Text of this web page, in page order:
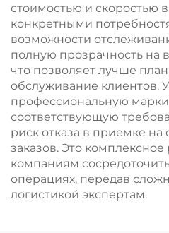
стоимостью и скоростью
конкретными
возможности
полную прозрачность на
что позволяет лучше
обслуживание клиентов.
профессиональную
соответствующую
риск отказа в приемке на
заказов. Это
компаниям
операциях, передав
логистикой экспертам.